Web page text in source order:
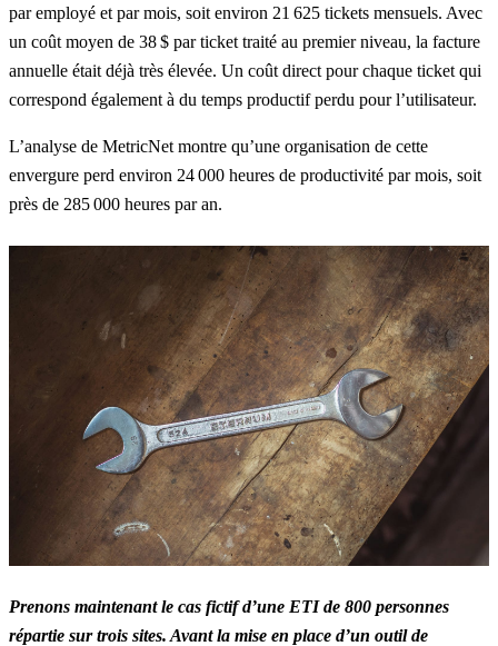
par employé et par mois, soit environ 21 625 tickets mensuels. Avec
un coût moyen de 38 $ par ticket traité au premier niveau, la facture
annuelle était déjà très élevée. Un coût direct pour chaque ticket qui
correspond également à du temps productif perdu pour l’utilisateur.
L’analyse de MetricNet montre qu’une organisation de cette
envergure perd environ 24 000 heures de productivité par mois, soit
près de 285 000 heures par an.
Prenons maintenant le cas fictif d’une ETI de 800 personnes
répartie sur trois sites. Avant la mise en place d’un outil de